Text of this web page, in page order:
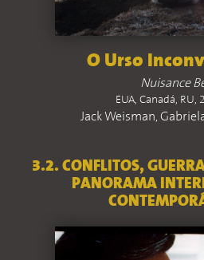
O Urso
Nuisance
EUA, Canadá, RU,
Jack Weisman,
3.2. CONFLITOS,
PANORAMA